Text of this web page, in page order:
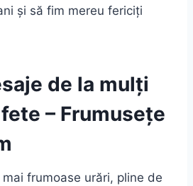
și să fim mereu fericiți
de la mulți
– Frumusețe
frumoase urări, pline de